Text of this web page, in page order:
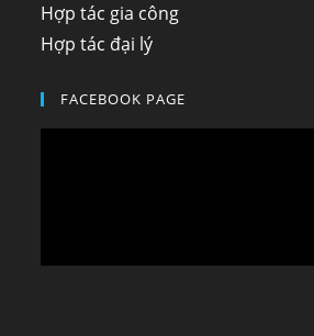
Hợp tác gia công
Hợp tác đại lý
FACEBOOK PAGE